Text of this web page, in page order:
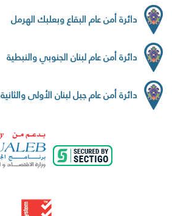
دائرة أمن عام البقاع وبعلبك الهرمل
دائرة أمن عام لبنان الجنوبي والنبطية
دائرة أمن عام جبل لبنان الأولى والثانية